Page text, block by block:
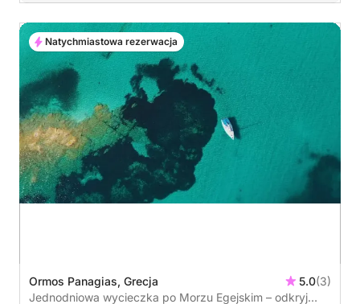
Ormos Panagias, Grecja 5.0(3)
Jednodniowa wycieczka po Morzu Egejskim – odkryj
Natychmiastowa rezerwacja